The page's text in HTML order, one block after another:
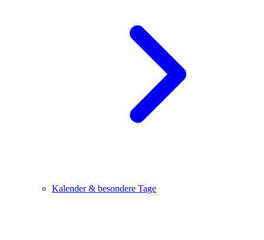
Kalender & besondere Tage